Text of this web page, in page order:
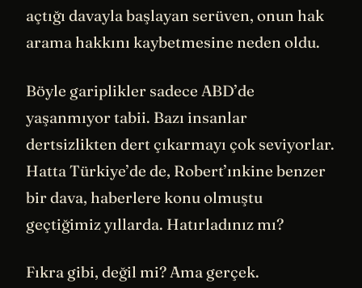
açtığı davayla başlayan serüven, onun hak
arama hakkını kaybetmesine neden oldu.
Böyle gariplikler sadece ABD’de
yaşanmıyor tabii. Bazı insanlar
dertsizlikten dert çıkarmayı çok seviyorlar.
Hatta Türkiye’de de, Robert’ınkine benzer
bir dava, haberlere konu olmuştu
geçtiğimiz yıllarda. Hatırladınız mı?
Fıkra gibi, değil mi? Ama gerçek.